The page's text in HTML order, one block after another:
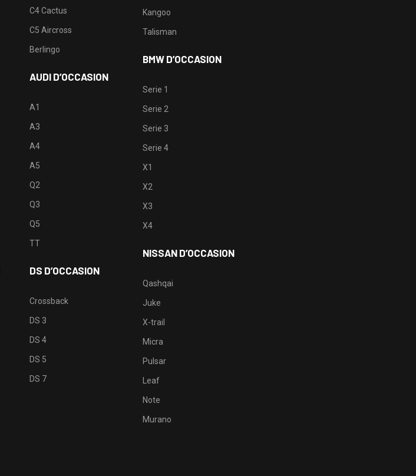
C4 Cactus
C5 Aircross
Berlingo
AUDI D’OCCASION
A1
A3
A4
A5
Q2
Q3
Q5
TT
DS D’OCCASION
Crossback
DS 3
DS 4
DS 5
DS 7
Kangoo
Talisman
BMW D’OCCASION
Serie 1
Serie 2
Serie 3
Serie 4
X1
X2
X3
X4
NISSAN D’OCCASION
Qashqai
Juke
X-trail
Micra
Pulsar
Leaf
Note
Murano